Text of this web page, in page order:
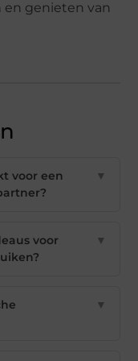
en genieten van
voor een
▼
voor
▼
▼